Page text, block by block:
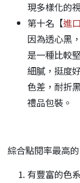
現多樣化的
第十名【進
因為透心黑
是一種比較
細膩，挺度
色差，耐折
禮品包裝。
綜合點閱率最高
有豐富的色